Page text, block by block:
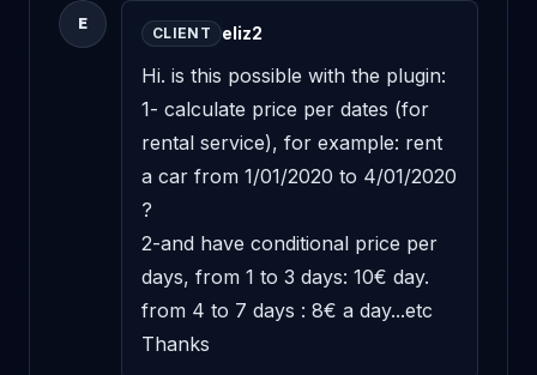
E
CLIENT eliz2
Hi. is this possible with the plugin:
1- calculate price per dates (for
rental service), for example: rent
a car from 1/01/2020 to 4/01/2020
?
2-and have conditional price per
days, from 1 to 3 days: 10€ day.
from 4 to 7 days : 8€ a day...etc
Thanks